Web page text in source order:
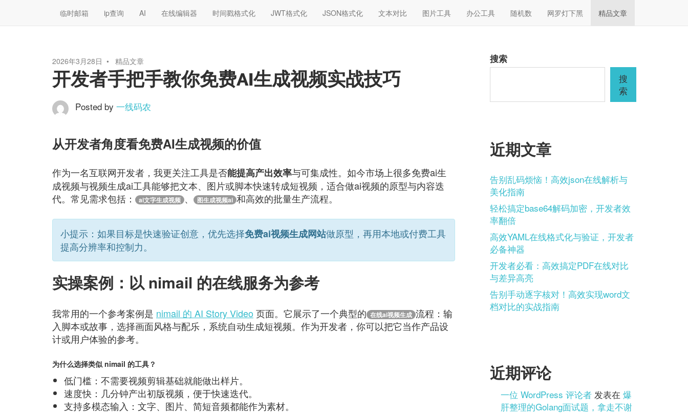
临时邮箱 ip查询 AI 在线编辑器 时间戳格式化 JWT格式化 JSON格式化 文本对比 图片工具 办公工具 随机数 网罗灯下黑 精品文章
2026年3月28日 精品文章
开发者手把手教你免费AI生成视频实战技巧
Posted by 一线码农
从开发者角度看免费AI生成视频的价值
作为一名互联网开发者，我更关注工具是否能提高产出效率与可集成性。如今市场上很多免费ai生
成视频与视频生成ai工具能够把文本、图片或脚本快速转成短视频，适合做ai视频的原型与内容迭
代。常见需求包括：
ai文字生成视频 、 图生成视频ai 和高效的批量生产流程。
小提示：如果目标是快速验证创意，优先选择免费ai视频生成网站做原型，再用本地或付费工具
提高分辨率和控制力。
实操案例：以 nimail 的在线服务为参考
我常用的一个参考案例是 nimail 的 AI Story Video 页面。它展示了一个典型的 在线ai视频生成 流程：输
入脚本或故事，选择画面风格与配乐，系统自动生成短视频。作为开发者，你可以把它当作产品设
计或用户体验的参考。
为什么选择类似 nimail 的工具？
低门槛：不需要视频剪辑基础就能做出样片。
速度快：几分钟产出初版视频，便于快速迭代。
支持多模态输入：文字、图片、简短音频都能作为素材。
搜索
搜
索
近期文章
告别乱码烦恼！高效json在线解析与
美化指南
轻松搞定base64解码加密，开发者效
率翻倍
高效YAML在线格式化与验证，开发者
必备神器
开发者必看：高效搞定PDF在线对比
与差异高亮
告别手动逐字核对！高效实现word文
档对比的实战指南
近期评论
一位 WordPress 评论者 发表在爆
肝整理的Golang面试题，拿走不谢